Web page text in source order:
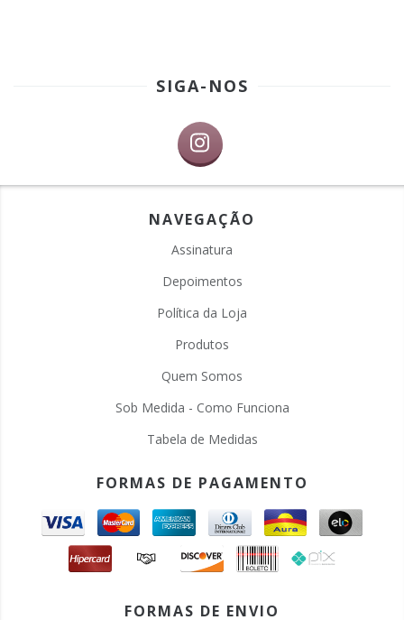
SIGA-NOS
NAVEGAÇÃO
Assinatura
Depoimentos
Política da Loja
Produtos
Quem Somos
Sob Medida - Como Funciona
Tabela de Medidas
FORMAS DE PAGAMENTO
FORMAS DE ENVIO